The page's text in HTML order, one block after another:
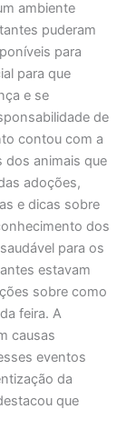
ambiente
puderam
para
para que
e se
de
contou com a
dos animais que
adoções,
e dicas sobre
dos
para os
estavam
sobre como
feira. A
causas
eventos
da
que